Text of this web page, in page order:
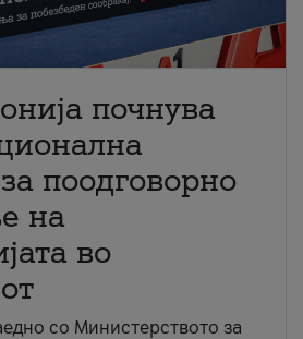
почнува
поодговорно
на
во
со Министерството за